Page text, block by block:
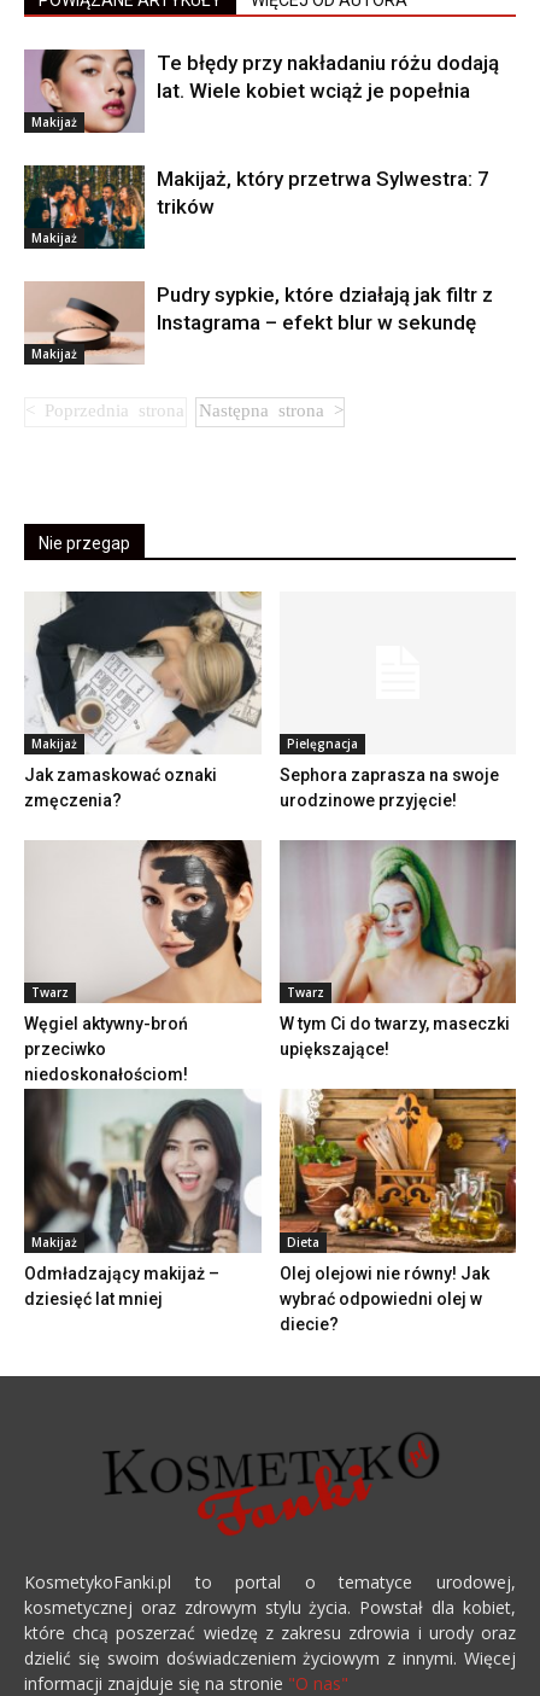
Makijaż
Te błędy przy nakładaniu różu dodają
lat. Wiele kobiet wciąż je popełnia
Makijaż
Makijaż, który przetrwa Sylwestra: 7
trików
Makijaż
Pudry sypkie, które działają jak filtr z
Instagrama – efekt blur w sekundę
Nie przegap
Makijaż
Jak zamaskować oznaki
zmęczenia?
Pielęgnacja
Sephora zaprasza na swoje
urodzinowe przyjęcie!
Twarz
Węgiel aktywny-broń
przeciwko
niedoskonałościom!
Twarz
W tym Ci do twarzy, maseczki
upiększające!
Makijaż
Odmładzający makijaż –
dziesięć lat mniej
Dieta
Olej olejowi nie równy! Jak
wybrać odpowiedni olej w
diecie?
KosmetykoFanki.pl to portal o tematyce urodowej,
kosmetycznej oraz zdrowym stylu życia. Powstał dla kobiet,
które chcą poszerzać wiedzę z zakresu zdrowia i urody oraz
dzielić się swoim doświadczeniem życiowym z innymi. Więcej
informacji znajduje się na stronie "O nas"